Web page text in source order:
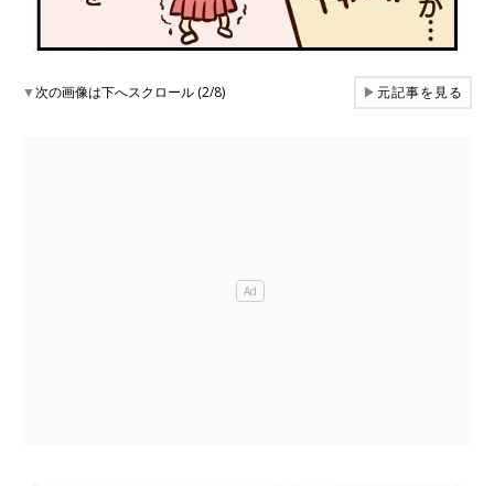
▼次の画像は下へスクロール (2/8) ▶元記事を見る